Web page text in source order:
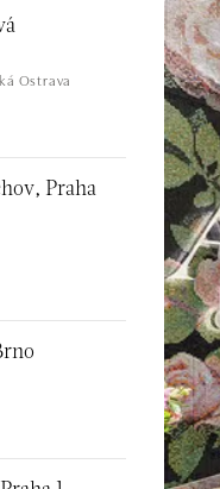
Ostrava
Praha